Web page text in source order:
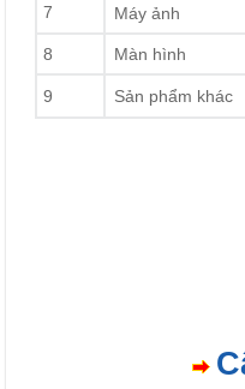
7 Máy ảnh
8 Màn hình
9 Sản phẩm khác